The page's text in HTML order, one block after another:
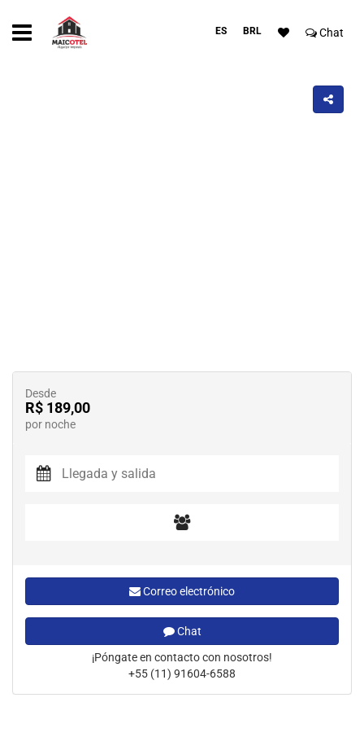
ES BRL Chat
Desde
R$ 189,00
por noche
Correo electrónico
Chat
¡Póngate en contacto con nosotros!
+55 (11) 91604-6588